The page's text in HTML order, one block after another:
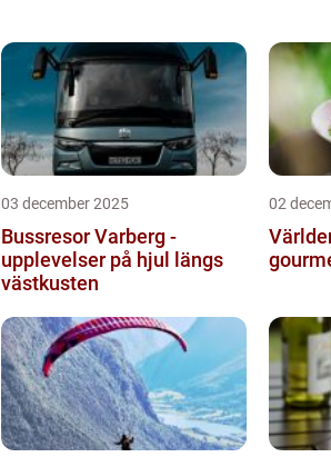
03 december 2025
Bussresor Varberg -
upplevelser på hjul längs
västkusten
02